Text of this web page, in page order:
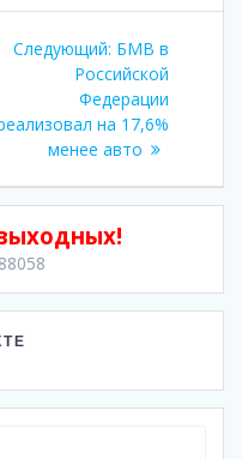
Следующий: Следующая
запись:
БМВ в
Российской
Федерации
на 17,6%
менее авто